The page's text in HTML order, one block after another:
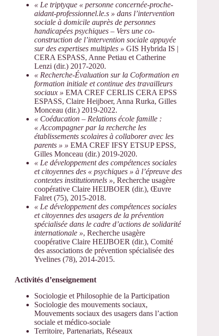
« Le triptyque « personne concernée-proche-
aidant-professionnel.le.s » dans l’intervention
sociale à domicile auprès de personnes
handicapées psychiques – Vers une co-
construction de l’intervention sociale appuyée
sur des expertises multiples » GIS Hybrida IS |
CERA ESPASS, Anne Petiau et Catherine
Lenzi (dir.) 2017-2020.
« Recherche-Évaluation sur la Coformation en
formation initiale et continue des travailleurs
sociaux » EMA CREF CERLIS CERA EPSS
ESPASS, Claire Heijboer, Anna Rurka, Gilles
Monceau (dir.) 2019-2022.
« Coéducation – Relations école famille :
« Accompagner par la recherche les
établissements scolaires à collaborer avec les
parents » » EMA CREF IFSY ETSUP EPSS,
Gilles Monceau (dir.) 2019-2020.
« Le développement des compétences sociales
et citoyennes des « psychiques » à l’épreuve des
contextes institutionnels », Recherche usagère
coopérative Claire HEIJBOER (dir.), Œuvre
Falret (75), 2015-2018.
« Le développement des compétences sociales
et citoyennes des usagers de la prévention
spécialisée dans le cadre d’actions de solidarité
internationale », Recherche usagère
coopérative Claire HEIJBOER (dir.), Comité
des associations de prévention spécialisée des
Yvelines (78), 2014-2015.
Activités d’enseignement
Sociologie et Philosophie de la Participation
Sociologie des mouvements sociaux,
Mouvements sociaux des usagers dans l’action
sociale et médico-sociale
Territoire, Partenariats, Réseaux